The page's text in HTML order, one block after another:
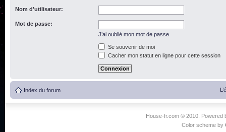
Nom d’utilisateur:
Mot de passe:
J’ai oublié mon mot de passe
Se souvenir de moi
Cacher mon statut en ligne pour cette session
Index du forum
House-fr.com © 2010. Powered
Color scheme by